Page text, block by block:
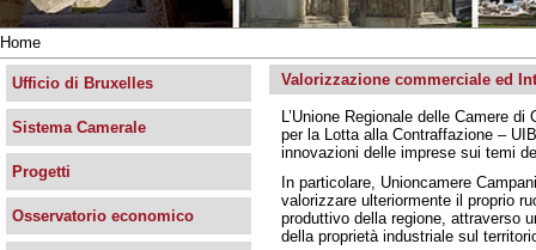
n
c
p
a
e
Tu
sei
qui
Home
Valorizzazione commerciale ed
L’Unione Regionale delle Camere
per la Lotta alla Contraffazione –
innovazioni delle imprese sui temi
In particolare, Unioncamere
valorizzare ulteriormente il proprio
produttivo della regione, attraverso
della proprietà industriale sul
Ufficio di Bruxelles
Sistema Camerale
Progetti
Osservatorio economico